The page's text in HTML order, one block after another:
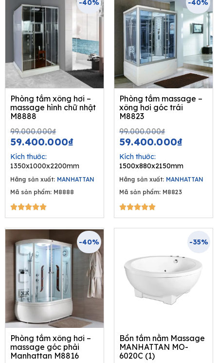
-40%
Phòng tắm xông hơi –
massage hình chữ nhật
M8888
99.000.000₫Original
price
99.000.000₫.
59.400.000₫price
59.400.000₫.
Kích thước:
1350x1000x2200mm
Hãng sản xuất: MANHATTAN
Mã sản phẩm: M8888
5/5
-40%
Phòng tắm massage –
xông hơi góc trái
M8823
99.000.000₫Original
price
59.400.000₫price
Kích thước:
1500x880x2150mm
Hãng sản xuất: MANHATTAN
Mã sản phẩm: M8823
5/5
-40%
Phòng tắm xông hơi –
massage góc phải
Manhattan M8816
-35%
Bồn tắm nằm Massage
MANHATTAN MO-
6020C (1)